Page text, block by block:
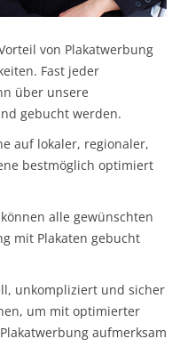
von Plakatwerbung
Fast jeder
über unsere
gebucht werden.
auf lokaler, regionaler,
bestmöglich optimiert
alle gewünschten
mit Plakaten gebucht
unkompliziert und sicher
um mit optimierter
aufmerksam